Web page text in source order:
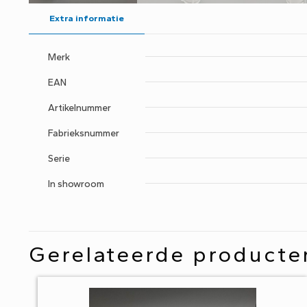
Extra informatie
Merk
EAN
Artikelnummer
Fabrieksnummer
Serie
In showroom
Gerelateerde